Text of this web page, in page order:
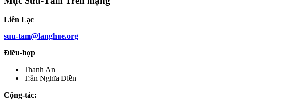
Liên Lạc
suu-tam@langhue.org
Điều-hợp
Thanh An
Trần Nghĩa Điền
Cộng-tác: